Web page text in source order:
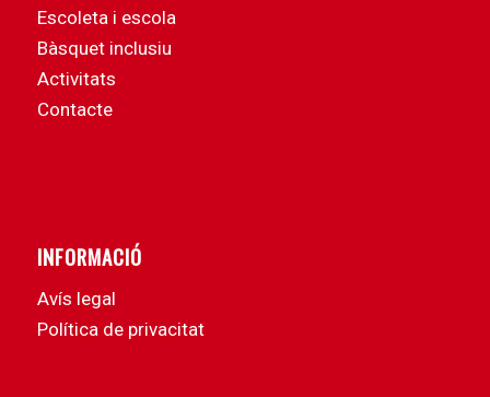
Escoleta i escola
Bàsquet inclusiu
Activitats
Contacte
INFORMACIÓ
Avís legal
Política de privacitat